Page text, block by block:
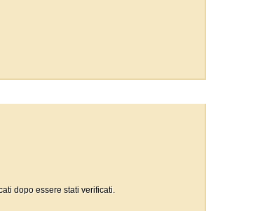
dopo essere stati verificati.